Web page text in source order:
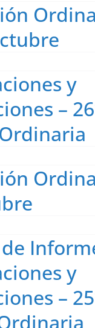
y
–
y
–